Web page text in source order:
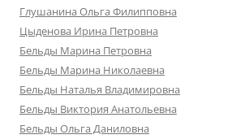
Глушанина Ольга Филипповна
Цыденова Ирина Петровна
Бельды Марина Петровна
Бельды Марина Николаевна
Бельды Наталья Владимировна
Бельды Виктория Анатольевна
Бельды Ольга Даниловна